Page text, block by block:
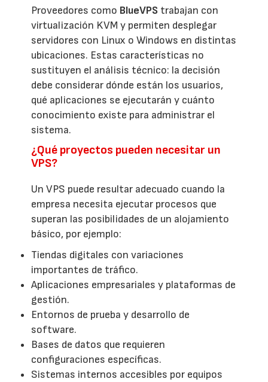
Proveedores como BlueVPS trabajan con
virtualización KVM y permiten desplegar
servidores con Linux o Windows en distintas
ubicaciones. Estas características no
sustituyen el análisis técnico: la decisión
debe considerar dónde están los usuarios,
qué aplicaciones se ejecutarán y cuánto
conocimiento existe para administrar el
sistema.
¿Qué proyectos pueden necesitar un
VPS?
Un VPS puede resultar adecuado cuando la
empresa necesita ejecutar procesos que
superan las posibilidades de un alojamiento
básico, por ejemplo:
Tiendas digitales con variaciones
importantes de tráfico.
Aplicaciones empresariales y plataformas de
gestión.
Entornos de prueba y desarrollo de
software.
Bases de datos que requieren
configuraciones específicas.
Sistemas internos accesibles por equipos